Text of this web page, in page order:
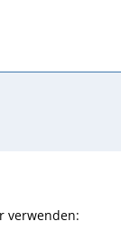
verwenden: